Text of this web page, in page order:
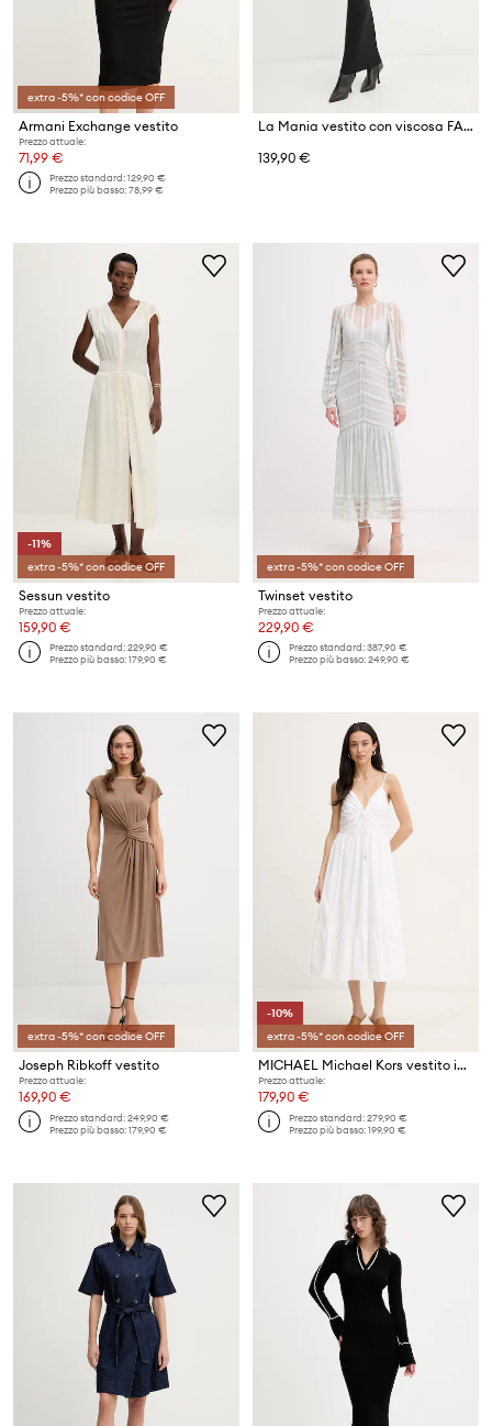
extra -5%* con codice OFF
Armani Exchange vestito
Prezzo attuale:
71,99 €
Prezzo standard:129,90 €
Prezzo più basso:78,99 €
La Mania vestito con viscosa FALLON
139,90 €
-11%
extra -5%* con codice OFF
Sessun vestito
Prezzo attuale:
159,90 €
Prezzo standard:229,90 €
Prezzo più basso:179,90 €
extra -5%* con codice OFF
Twinset vestito
Prezzo attuale:
229,90 €
Prezzo standard:387,90 €
Prezzo più basso:249,90 €
extra -5%* con codice OFF
Joseph Ribkoff vestito
Prezzo attuale:
169,90 €
Prezzo standard:249,90 €
Prezzo più basso:179,90 €
-10%
extra -5%* con codice OFF
MICHAEL Michael Kors vestito in cotone
Prezzo attuale:
179,90 €
Prezzo standard:279,90 €
Prezzo più basso:199,90 €